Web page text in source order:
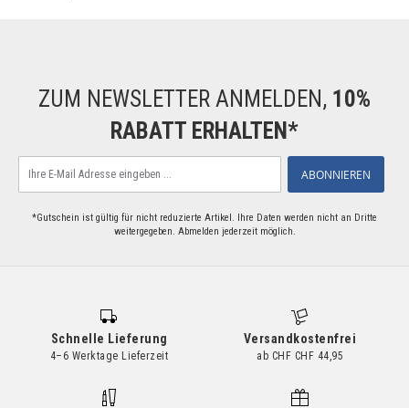
ZUM NEWSLETTER ANMELDEN, 10%
RABATT ERHALTEN*
Sie
ABONNIEREN
*Gutschein ist gültig für nicht reduzierte Artikel. Ihre Daten werden nicht an Dritte
weitergegeben. Abmelden jederzeit möglich.
Schnelle Lieferung
4–6 Werktage Lieferzeit
Versandkostenfrei
ab CHF CHF 44,95